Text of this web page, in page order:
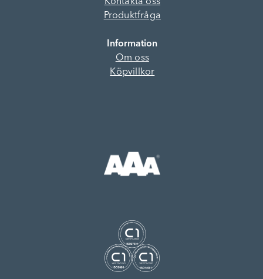
Produktfråga
Information
Om oss
Köpvillkor